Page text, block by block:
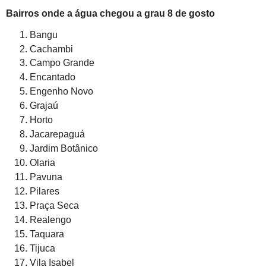
Bairros onde a água chegou a grau 8 de gosto
Bangu
Cachambi
Campo Grande
Encantado
Engenho Novo
Grajaú
Horto
Jacarepaguá
Jardim Botânico
Olaria
Pavuna
Pilares
Praça Seca
Realengo
Taquara
Tijuca
Vila Isabel